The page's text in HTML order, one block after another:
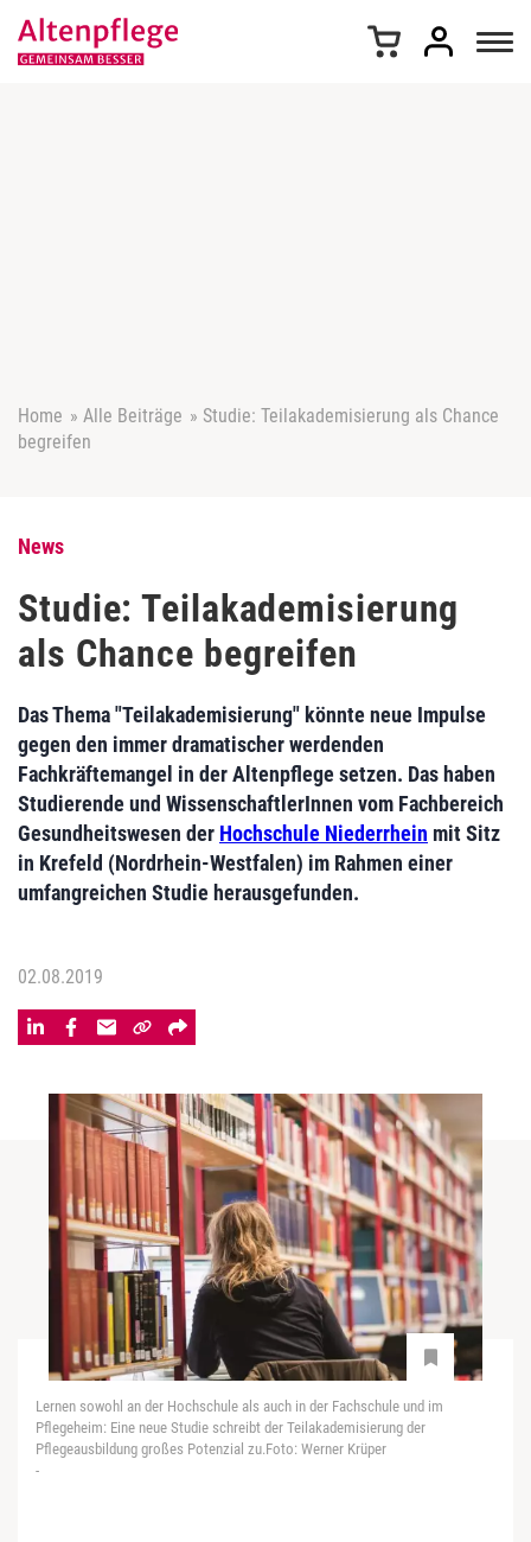
Home » Alle Beiträge » Studie: Teilakademisierung als Chance
begreifen
News
Studie: Teilakademisierung
als Chance begreifen
Das Thema "Teilakademisierung" könnte neue Impulse
gegen den immer dramatischer werdenden
Fachkräftemangel in der Altenpflege setzen. Das haben
Studierende und WissenschaftlerInnen vom Fachbereich
Gesundheitswesen der Hochschule Niederrhein mit Sitz
in Krefeld (Nordrhein-Westfalen) im Rahmen einer
umfangreichen Studie herausgefunden.
02.08.2019
Lernen sowohl an der Hochschule als auch in der Fachschule und im
Pflegeheim: Eine neue Studie schreibt der Teilakademisierung der
Pflegeausbildung großes Potenzial zu.Foto: Werner Krüper
-